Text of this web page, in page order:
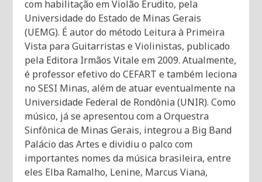
com habilitação em Violão Erudito, pela
Universidade do Estado de Minas Gerais
(UEMG). É autor do método Leitura à Primeira
Vista para Guitarristas e Violinistas, publicado
pela Editora Irmãos Vitale em 2009. Atualmente,
é professor efetivo do CEFART e também leciona
no SESI Minas, além de atuar eventualmente na
Universidade Federal de Rondônia (UNIR). Como
músico, já se apresentou com a Orquestra
Sinfônica de Minas Gerais, integrou a Big Band
Palácio das Artes e dividiu o palco com
importantes nomes da música brasileira, entre
eles Elba Ramalho, Lenine, Marcus Viana,